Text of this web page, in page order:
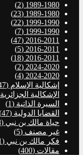
1989-1980
(2)
1989-1980
(23)
1999-1990
(22)
1999-1990
(7)
2016-2011
(47)
2016-2011
(5)
2016-2011
(18)
2024-2020
(2)
2024-2020
(4)
إشكالية الإسلام (47)
الإشكالية الجزائرية
السيرة الذاتية (1)
القضايا الدولية (47)
حياة مالك بن نبي (48)
غير مصنف (5)
فكر مالك بن نبي (61)
مقالات (400)